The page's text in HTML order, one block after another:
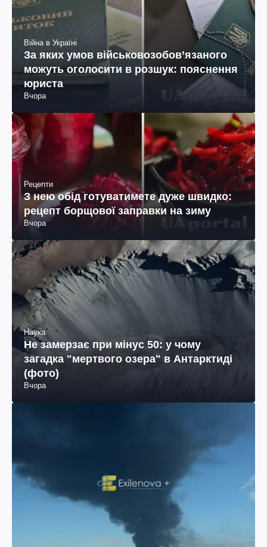
Війна в Україні
За яких умов військовозобов’язаного
можуть оголосити в розшук: пояснення
юриста
Вчора
Рецепти
З нею обід готуватимете дуже швидко:
рецепт борщової заправки на зиму
Вчора
Наука
Не замерзає при мінус 50: у чому
загадка "мертвого озера" в Антарктиді
(фото)
Вчора